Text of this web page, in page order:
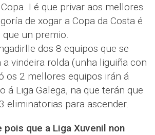
I é que privar aos mellores
de xogar a Copa da Costa é
un premio.
dos 8 equipos que se
a vindeira rolda (unha liguiña con
os 2 mellores equipos irán á
á Liga Galega, na que terán que
eliminatorias para ascender.
pois que a Liga Xuvenil non